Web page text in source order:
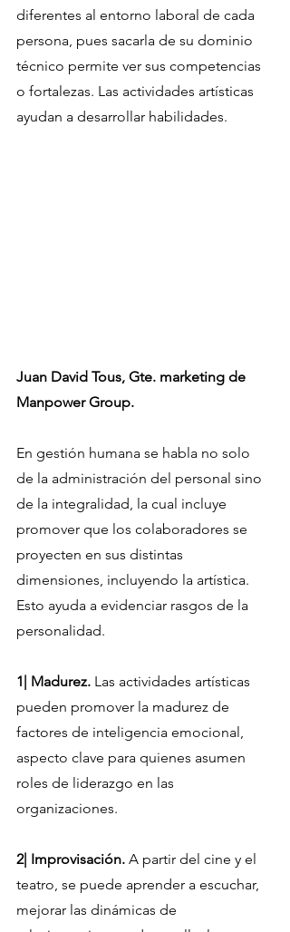
diferentes al entorno laboral de cada
persona, pues sacarla de su dominio
técnico permite ver sus competencias
o fortalezas. Las actividades artísticas
ayudan a desarrollar habilidades.
Juan David Tous, Gte. marketing de
Manpower Group.
En gestión humana se habla no solo
de la administración del personal sino
de la integralidad, la cual incluye
promover que los colaboradores se
proyecten en sus distintas
dimensiones, incluyendo la artística.
Esto ayuda a evidenciar rasgos de la
personalidad.
1| Madurez. Las actividades artísticas
pueden promover la madurez de
factores de inteligencia emocional,
aspecto clave para quienes asumen
roles de liderazgo en las
organizaciones.
2| Improvisación. A partir del cine y el
teatro, se puede aprender a escuchar,
mejorar las dinámicas de